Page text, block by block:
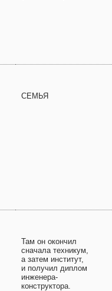
СЕМЬЯ
Там он окончил
сначала техникум,
а затем институт,
и получил диплом
инженера-
конструктора.